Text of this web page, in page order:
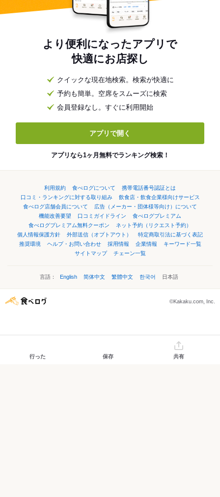
より便利になったアプリで
快適にお店探し
クイックな現在地検索。検索が快適に
予約も簡単。空席をスムーズに検索
会員登録なし。すぐに利用開始
アプリで開く
アプリなら1ヶ月無料でランキング検索！
利用規約 食べログについて
携帯電話番号認証とは
口コミ・ランキングに対する取り組み
飲食店・飲食企業様向けサービス
食べログ店舗会員について
広告（メーカー・団体様等向け）について
機能改善要望
口コミガイドライン
食べログプレミアム
食べログプレミアム無料クーポン
ネット予約（リクエスト予約）
個人情報保護方針
外部送信（オプトアウト）
特定商取引法に基づく表記
推奨環境
ヘルプ・お問い合わせ 採用情報 企業情報
キーワード一覧
サイトマップ
チェーン一覧
言語： English 简体中文 繁體中文 한국어 日本語
©Kakaku.com, Inc.
行った 保存 共有